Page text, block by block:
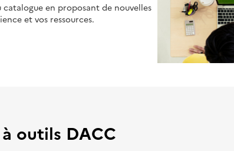
catalogue en proposant de nouvelles
et vos ressources.
outils DACC